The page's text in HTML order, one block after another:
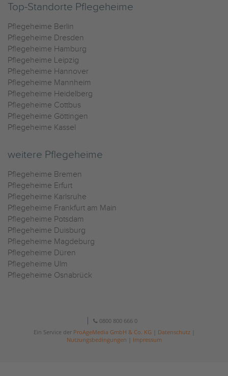
Top-Standorte Pflegeheime
Pflegeheime Berlin
Pflegeheime Dresden
Pflegeheime Hamburg
Pflegeheime Leipzig
Pflegeheime Hannover
Pflegeheime Mannheim
Pflegeheime Heidelberg
Pflegeheime Cottbus
Pflegeheime Göttingen
Pflegeheime Kassel
weitere Pflegeheime
Pflegeheime Bremen
Pflegeheime Erfurt
Pflegeheime Karlsruhe
Pflegeheime Frankfurt am Main
Pflegeheime Potsdam
Pflegeheime Duisburg
Pflegeheime Magdeburg
Pflegeheime Düren
Pflegeheime Ulm
Pflegeheime Osnabrück
0800 800 666 0
Ein Service der ProAgeMedia GmbH & Co. KG Datenschutz|
Nutzungsbedingungen
Impressum